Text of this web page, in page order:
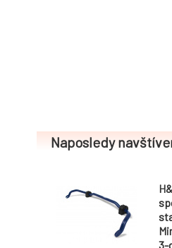
Naposledy
3-